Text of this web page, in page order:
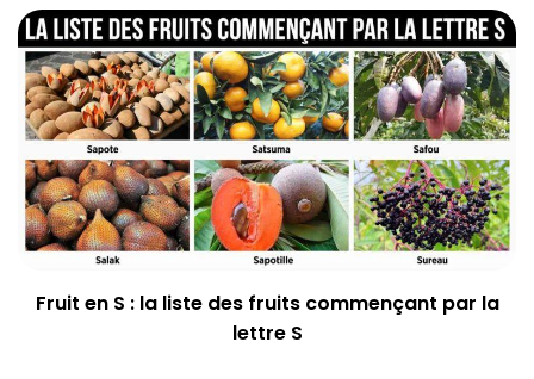
Fruit en S : la liste des fruits commençant par la
lettre S